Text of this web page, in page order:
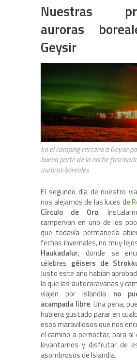
Nuestras
auroras
Geysir
En el camping cercano a Geysir
buena parte de la noche
auroras boreales
El segundo día de nuestro
nos alejamos de las luces de
Círculo de Oro.
campervan en uno de los
que todavía permanecía
fechas invernales, no muy
Haukadalur, donde se
célebres géisers de
Justo este año habían
la que las autocaravanas y
viajen por Islandia no
acampada libre. Una pena,
hubiera gustado parar en
esos maravillosos que nos
el camino a pernoctar, para al
levantarnos y disfrutar de
asombrosos de Islandia.